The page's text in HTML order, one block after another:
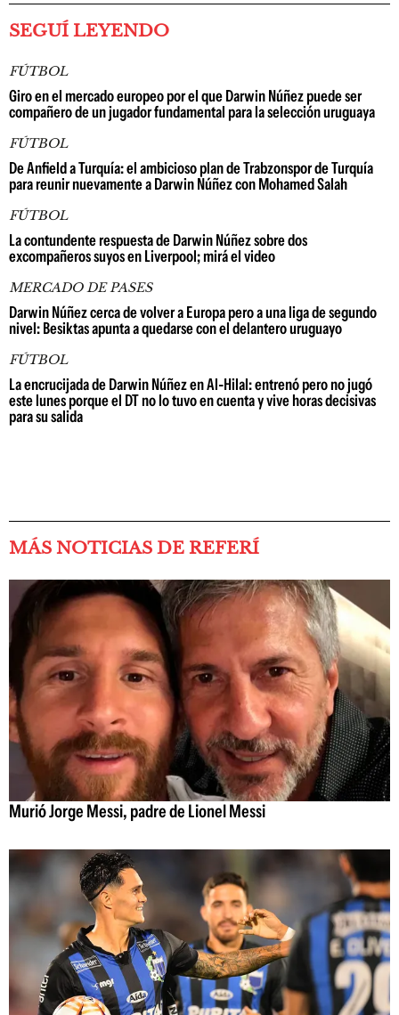
SEGUÍ LEYENDO
FÚTBOL
Giro en el mercado europeo por el que Darwin Núñez puede ser
compañero de un jugador fundamental para la selección uruguaya
FÚTBOL
De Anfield a Turquía: el ambicioso plan de Trabzonspor de Turquía
para reunir nuevamente a Darwin Núñez con Mohamed Salah
FÚTBOL
La contundente respuesta de Darwin Núñez sobre dos
excompañeros suyos en Liverpool; mirá el video
MERCADO DE PASES
Darwin Núñez cerca de volver a Europa pero a una liga de segundo
nivel: Besiktas apunta a quedarse con el delantero uruguayo
FÚTBOL
La encrucijada de Darwin Núñez en Al-Hilal: entrenó pero no jugó
este lunes porque el DT no lo tuvo en cuenta y vive horas decisivas
para su salida
MÁS NOTICIAS DE REFERÍ
Murió Jorge Messi, padre de Lionel Messi